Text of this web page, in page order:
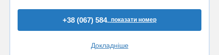
+38 (067) 584..показати номер
Докладніше